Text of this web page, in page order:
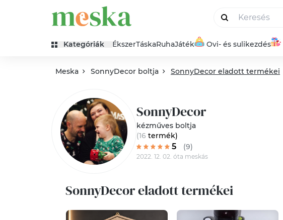
Kategóriák ÉkszerTáskaRuhaJáték Ovi- és sulikezdés
Meska SonnyDecor boltja SonnyDecor eladott termékei
SonnyDecor
kézműves boltja
(16 termék)
5 (9)
2022. 12. 02. óta meskás
SonnyDecor eladott termékei